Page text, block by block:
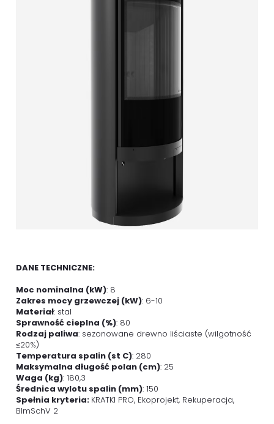
DANE TECHNICZNE:
Moc nominalna (kW): 8
Zakres mocy grzewczej (kW): 6-10
Materiał: stal
Sprawność cieplna (%): 80
Rodzaj paliwa: sezonowane drewno liściaste (wilgotność
≤20%)
Temperatura spalin (st C): 280
Maksymalna długość polan (cm): 25
Waga (kg): 180,3
Średnica wylotu spalin (mm): 150
Spełnia kryteria: KRATKI PRO, Ekoprojekt, Rekuperacja,
BImSchV 2